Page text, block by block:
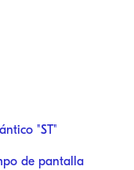
"ST"
de pantalla